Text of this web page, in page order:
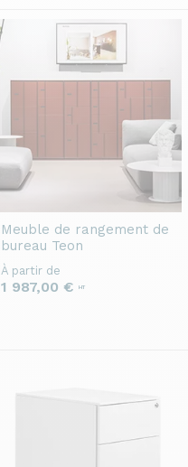
Meuble de rangement de
bureau Teon
À partir de
1 987,00 € HT